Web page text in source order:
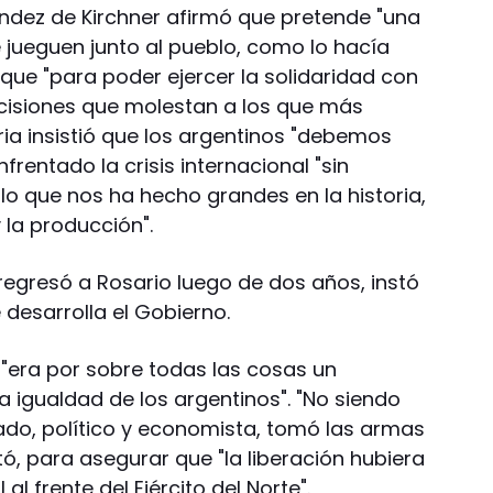
de Kirchner afirmó que pretende "una
junto al pueblo, como lo hacía
"para poder ejercer la solidaridad con
que molestan a los que más
insistió que los argentinos "debemos
la crisis internacional "sin
que nos ha hecho grandes en la historia,
producción".
a Rosario luego de dos años, instó
el Gobierno.
por sobre todas las cosas un
de los argentinos". "No siendo
político y economista, tomó las armas
para asegurar que "la liberación hubiera
frente del Ejército del Norte".